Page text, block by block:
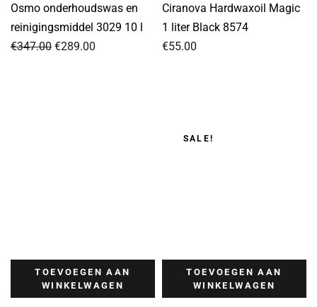
Osmo onderhoudswas en
reinigingsmiddel 3029 10 l
€347.00
Oorspronkelijke
€289.00
Huidige
Ciranova Hardwaxoil Magic
1 liter Black 8574
€55.00
TOEVOEGEN AAN
WINKELWAGEN
SALE!
TOEVOEGEN AAN
WINKELWAGEN